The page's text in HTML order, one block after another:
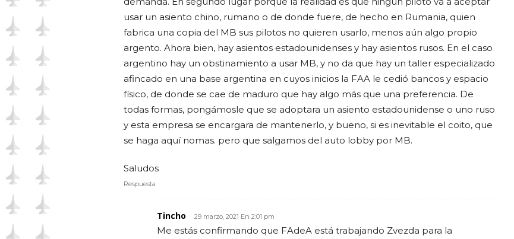
usar un asiento chino, rumano o de donde fuere, de hecho en Rumania, quien
fabrica una copia del MB sus pilotos no quieren usarlo, menos aún algo propio
argento. Ahora bien, hay asientos estadounidenses y hay asientos rusos. En el caso
argentino hay un obstinamiento a usar MB, y no da que hay un taller especializado
afincado en una base argentina en cuyos inicios la FAA le cedió bancos y espacio
físico, de donde se cae de maduro que hay algo más que una preferencia. De
todas formas, pongámosle que se adoptara un asiento estadounidense o uno ruso
y esta empresa se encargara de mantenerlo, y bueno, si es inevitable el coito, que
se haga aquí nomas. pero que salgamos del auto lobby por MB.
Saludos
Respuesta
Tincho 29 marzo, 2021 En 2:01 pm
Me estás confirmando que FAdeA está trabajando Zvezda para la